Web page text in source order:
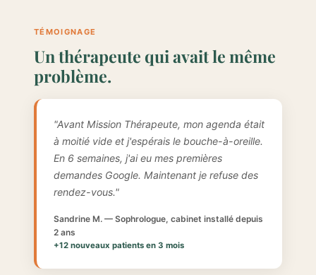
TÉMOIGNAGE
Un thérapeute qui avait le même
problème.
"Avant Mission Thérapeute, mon agenda était
à moitié vide et j'espérais le bouche-à-oreille.
En 6 semaines, j'ai eu mes premières
demandes Google. Maintenant je refuse des
rendez-vous."
Sandrine M. — Sophrologue, cabinet installé depuis
2 ans
+12 nouveaux patients en 3 mois